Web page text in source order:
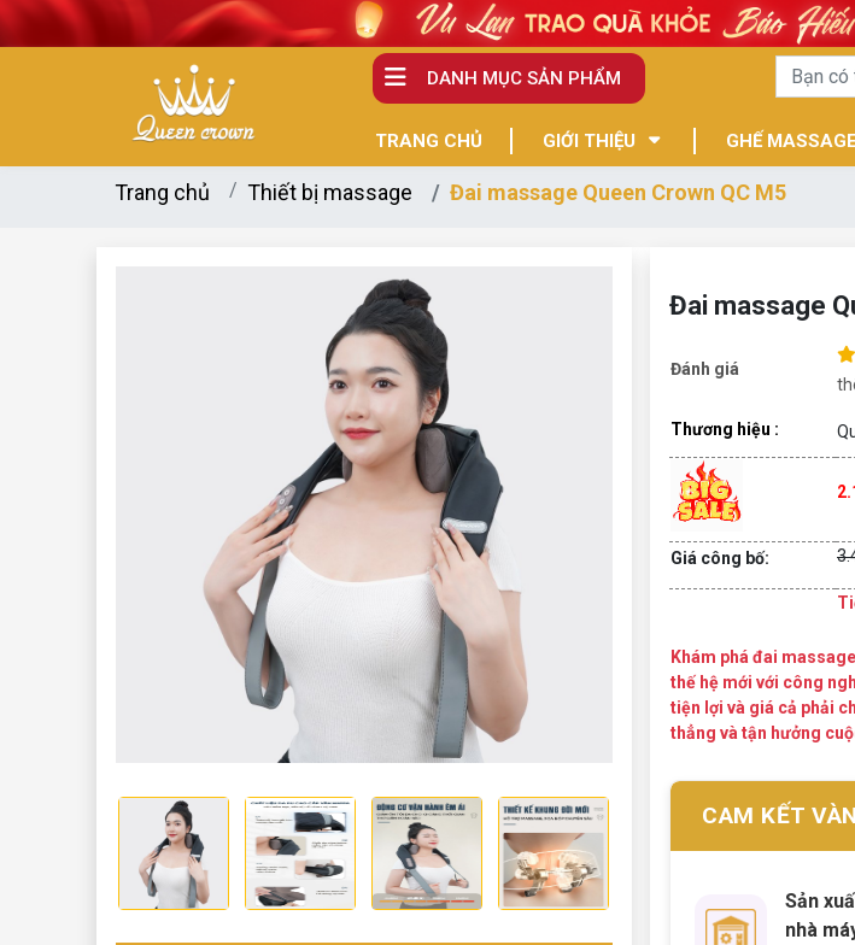
DANH MỤC SẢN PHẨM
TRANG CHỦ GIỚI THIỆU GHẾ MASSAGE
Trang chủ Thiết bị massage Đai massage Queen Crown QC M5
Đai massage
Đánh giá
Thương hiệu :
Giá công bố:
Khám phá đai
thế hệ mới với công
tiện lợi và giá cả phải
thẳng và tận hưởng
CAM KẾT
Sản
nhà